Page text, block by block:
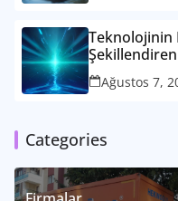
Teknolojinin
Ağustos 7,
Categories